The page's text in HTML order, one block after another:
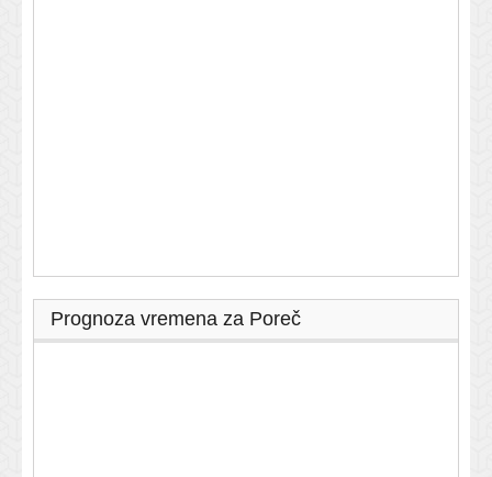
Prognoza vremena za Poreč